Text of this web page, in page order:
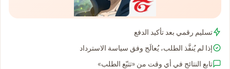
تسليم رقمي بعد تأكيد الدفع
إذا لم يُنفَّذ الطلب، يُعالَج وفق سياسة الاسترداد
تابع النتائج في أي وقت من «تتبّع الطلب»